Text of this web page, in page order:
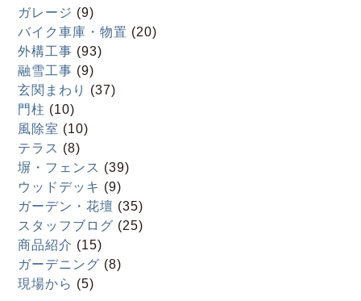
ガレージ (9)
バイク車庫・物置 (20)
外構工事 (93)
融雪工事 (9)
玄関まわり
(37)
門柱 (10)
風除室 (10)
テラス (8)
塀・フェンス (39)
ウッドデッキ (9)
ガーデン・花壇 (35)
スタッフブログ (25)
商品紹介 (15)
ガーデニング (8)
現場から (5)